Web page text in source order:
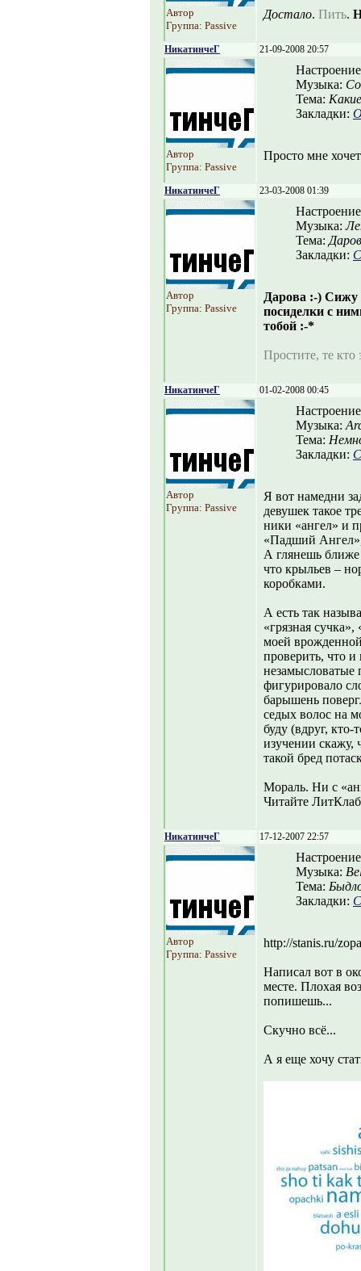
Автор
Группа: Passive
Достало. Пить.
НикатинчеГ 21-09-2008 20:57
Автор
Группа: Passive
Музыка:
Тема:
Закладки:
Просто мне
НикатинчеГ 23-03-2008 01:39
Автор
Группа: Passive
Музыка:
Тема:
Закладки:
Дарова :-) Сижу
посиделки с
тобой :-*
Простите, те кто
НикатинчеГ 01-02-2008 00:45
Автор
Группа: Passive
Музыка:
Тема:
Закладки:
Я вот намедни
девушек такое
ники «ангел» и
«Падший
А глянешь
что крыльев –
коробками.
А есть так
«грязная
моей
проверить, что и
незамысловатые
фигурировало
барышень
седых волос на
буду (вдруг,
изучении скажу,
такой бред
Мораль. Ни с
Читайте
НикатинчеГ 17-12-2007 22:57
Автор
Группа: Passive
Музыка:
Тема:
Закладки:
http://stanis.ru/
Написал вот в
месте. Плохая
попишешь...
Скучно всё...
А я еще хочу